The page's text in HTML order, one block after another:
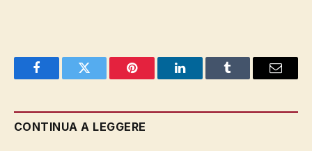
FacebookTwitter Pinterest LinkedInTumblr Email
CONTINUA A LEGGERE